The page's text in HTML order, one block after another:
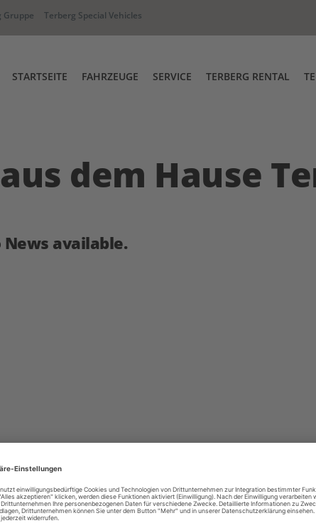
Gruppe Terberg Special Vehicles
STARTSEITE FAHRZEUGE
Fahrzeug Terberg Connect
SERVICE
Terberg Academy
TERBERG RENTAL
aus dem Hause
News available.
COMES AS STANDARD